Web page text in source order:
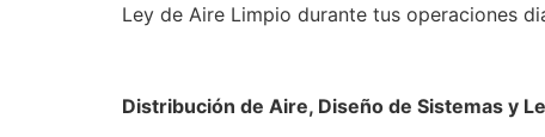
Ley de Aire Limpio durante tus operaciones
Distribución de Aire, Diseño de Sistemas y